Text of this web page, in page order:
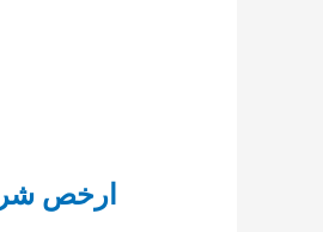
ارخص